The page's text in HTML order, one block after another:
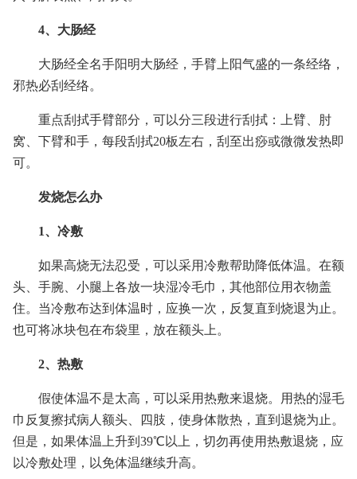
4、大肠经
大肠经全名手阳明大肠经，手臂上阳气盛的一条经络，
邪热必刮经络。
重点刮拭手臂部分，可以分三段进行刮拭：上臂、肘
窝、下臂和手，每段刮拭20板左右，刮至出痧或微微发热即
可。
发烧怎么办
1、冷敷
如果高烧无法忍受，可以采用冷敷帮助降低体温。在额
头、手腕、小腿上各放一块湿冷毛巾，其他部位用衣物盖
住。当冷敷布达到体温时，应换一次，反复直到烧退为止。
也可将冰块包在布袋里，放在额头上。
2、热敷
假使体温不是太高，可以采用热敷来退烧。用热的湿毛
巾反复擦拭病人额头、四肢，使身体散热，直到退烧为止。
但是，如果体温上升到39℃以上，切勿再使用热敷退烧，应
以冷敷处理，以免体温继续升高。